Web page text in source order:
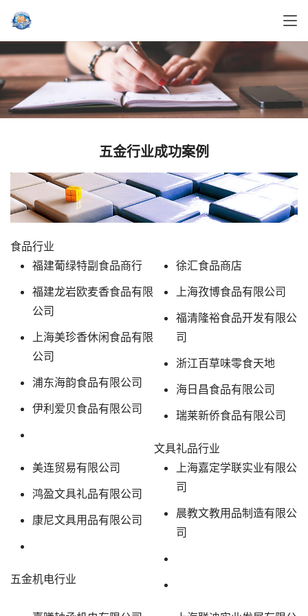
五金行业成功案例
食品行业
福建葡绿特副食品商行
福建龙岩欧麦香食品有限
公司
上海美珍香休闲食品有限
公司
浦东海韵食品有限公司
伊利爱贝食品有限公司
徐汇食品商店
上海孜博食品有限公司
福清隆裕食品开发有限公
司
浙江百草味零食天地
海日昌食品有限公司
瑞莱新侨食品有限公司
文具礼品行业
美连贸易有限公司
鸿盈文具礼品有限公司
康尼文具用品有限公司
上海嘉定学联实业有限公
司
晨教文教用品制造有限公
司
五金机电行业